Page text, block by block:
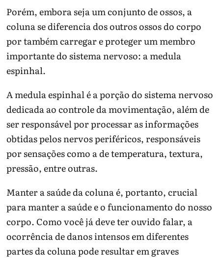
Porém, embora seja um conjunto de ossos, a
coluna se diferencia dos outros ossos do corpo
por também carregar e proteger um membro
importante do sistema nervoso: a medula
espinhal.
A medula espinhal é a porção do sistema nervoso
dedicada ao controle da movimentação, além de
ser responsável por processar as informações
obtidas pelos nervos periféricos, responsáveis
por sensações como a de temperatura, textura,
pressão, entre outras.
Manter a saúde da coluna é, portanto, crucial
para manter a saúde e o funcionamento do nosso
corpo. Como você já deve ter ouvido falar, a
ocorrência de danos intensos em diferentes
partes da coluna pode resultar em graves